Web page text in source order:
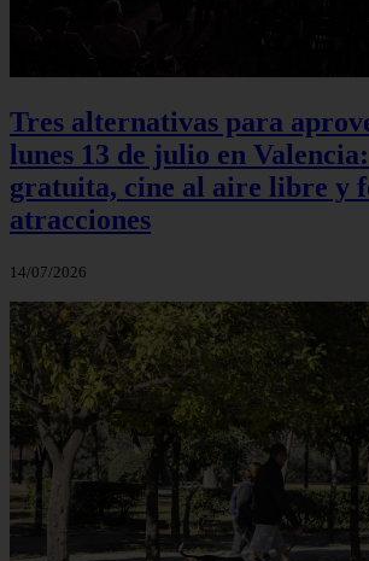
Tres alternativas para
lunes 13 de julio en
gratuita, cine al aire libre y
atracciones
14/07/2026